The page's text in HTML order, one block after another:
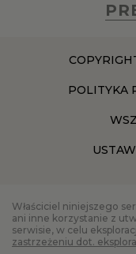
POLITYKA
Właściciel niniejszego
ani inne korzystanie z
serwisie, w celu
zastrzeżeniu dot.